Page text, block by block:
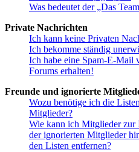
Was bedeutet der „Das
Private Nachrichten
Ich kann keine Privaten
Ich bekomme ständig
Ich habe eine Spam-E-Mail
Forums erhalten!
Freunde und ignorierte
Wozu benötige ich die
Mitglieder?
Wie kann ich Mitglieder zur
der ignorierten Mitglieder
den Listen entfernen?